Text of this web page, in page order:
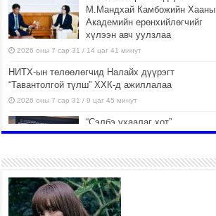
М.Мандхай Камбожийн Хааны
Академийн ерөнхийлөгчийг
хүлээн авч уулзлаа
2026 оны 7 сар 31 / 14 цаг 41 минут
НИТХ-ын төлөөлөгчид Налайх дүүрэгт
“Тавантолгой түлш” ХХК-д ажиллалаа
2026 оны 7 сар 31 / 9 цаг 45 минут
“Сэлбэ ухаалаг хот”
ашиглалтад орсноор
сууцны хангамжийн жилийн
2026 оны 7 сар 31 / 9 цаг 23 минут
Г.Жаргалсайхан: Энэ өвөл 400-